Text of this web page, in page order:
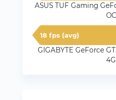
ASUS TUF Gaming
OC
18 fps (avg)
GIGABYTE GeForce
4G